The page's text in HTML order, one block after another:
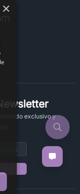
exclusivo y
×